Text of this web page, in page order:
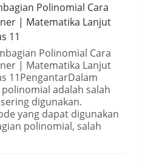
Polinomial Cara
| Matematika Lanjut
11
Polinomial Cara
| Matematika Lanjut
11PengantarDalam
adalah salah
digunakan.
yang dapat digunakan
polinomial, salah